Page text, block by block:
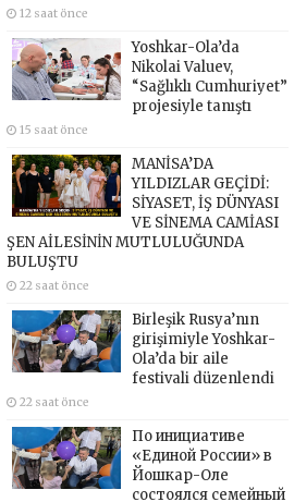
12 saat önce
Yoshkar-Ola’da
Nikolai Valuev,
“Sağlıklı Cumhuriyet”
projesiyle tanıştı
15 saat önce
MANİSA’DA
YILDIZLAR GEÇİDİ:
SİYASET, İŞ DÜNYASI
VE SİNEMA CAMİASI
ŞEN AİLESİNİN MUTLULUĞUNDA
BULUŞTU
22 saat önce
Birleşik Rusya’nın
girişimiyle Yoshkar-
Ola’da bir aile
festivali düzenlendi
22 saat önce
По инициативе
«Единой России» в
Йошкар-Оле
состоялся семейный